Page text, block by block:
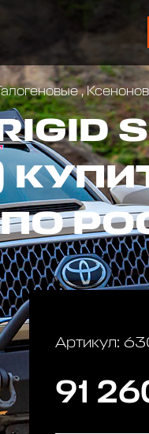
,
Артикул:
91